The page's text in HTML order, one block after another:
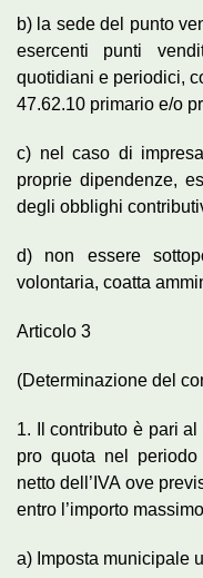
b) la sede del punto
esercenti punti
quotidiani e periodici,
47.62.10 primario e/o
c) nel caso di
proprie dipendenze,
degli obblighi
d) non essere
volontaria, coatta
Articolo 3
(Determinazione del
1. Il contributo è pari
pro quota nel periodo
netto dell’IVA ove
entro l’importo
a) Imposta municipale